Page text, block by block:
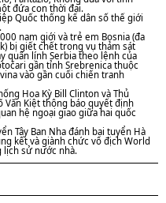
đứa con thời đại.
Quốc thống kê dân số thế giới
nam giới và trẻ em Bosnia (đa
bị giết chết trong vụ thảm sát
quân lính Serbia theo lệnh của
gần tỉnh Srebrenica thuộc
vào gần cuối chiến tranh
Hoa Kỳ Bill Clinton và Thủ
Văn Kiệt thông báo quyết định
hệ ngoại giao giữa hai quốc
Tây Ban Nha đánh bại tuyển Hà
kết và giành chức vô địch World
lịch sử nước nhà.